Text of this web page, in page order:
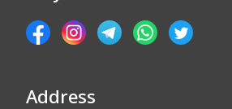
Address